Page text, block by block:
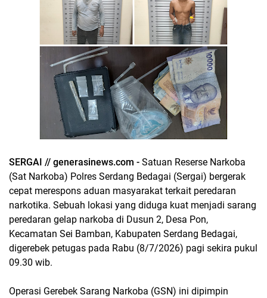
SERGAI // generasinews.com - Satuan Reserse Narkoba
(Sat Narkoba) Polres Serdang Bedagai (Sergai) bergerak
cepat merespons aduan masyarakat terkait peredaran
narkotika. Sebuah lokasi yang diduga kuat menjadi sarang
peredaran gelap narkoba di Dusun 2, Desa Pon,
Kecamatan Sei Bamban, Kabupaten Serdang Bedagai,
digerebek petugas pada Rabu (8/7/2026) pagi sekira pukul
09.30 wib.
Operasi Gerebek Sarang Narkoba (GSN) ini dipimpin